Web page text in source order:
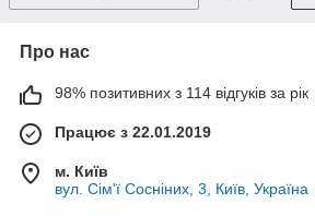
Про нас
98% позитивних з 114 відгуків за рік
Працює з 22.01.2019
м. Київ
вул. Сім'ї Сосніних, 3, Київ, Україна